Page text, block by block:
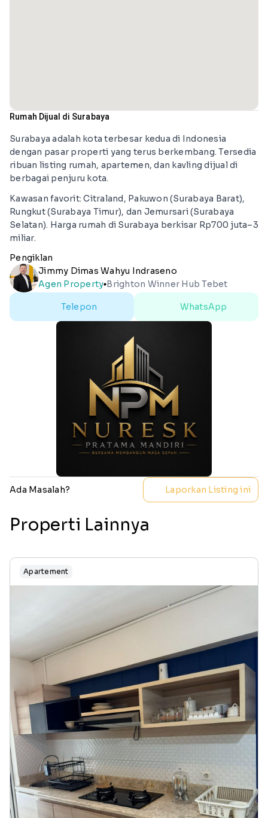
Rumah Dijual di Surabaya
Surabaya adalah kota terbesar kedua di Indonesia
dengan pasar properti yang terus berkembang. Tersedia
ribuan listing rumah, apartemen, dan kavling dijual di
berbagai penjuru kota.
Kawasan favorit: Citraland, Pakuwon (Surabaya Barat),
Rungkut (Surabaya Timur), dan Jemursari (Surabaya
Selatan). Harga rumah di Surabaya berkisar Rp700 juta–3
miliar.
Pengiklan
Jimmy Dimas Wahyu Indraseno
Agen Propertylens Brighton Winner Hub Tebet
Telepon WhatsApp
Ada Masalah? Laporkan Listing ini
Properti Lainnya
Apartement